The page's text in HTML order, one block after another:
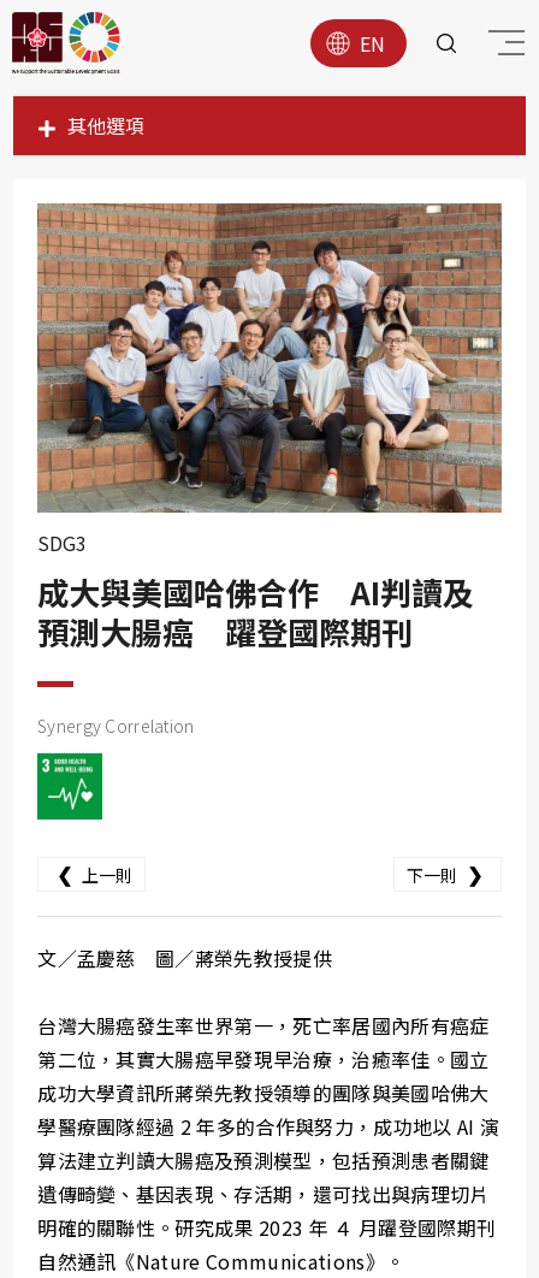
EN
其他選項
SDG1
SDG3
SDG4
SDG5
SDG6
SDG7
SDG8
SDG9
SDG11
SDG12
SDG3
成大與美國哈佛合作 AI判讀及
預測大腸癌 躍登國際期刊
Synergy Correlation
❮ 上一則 下一則 ❯
文／孟慶慈 圖／蔣榮先教授提供
台灣大腸癌發生率世界第一，死亡率居國內所有癌症
第二位，其實大腸癌早發現早治療，治癒率佳。國立
成功大學資訊所蔣榮先教授領導的團隊與美國哈佛大
學醫療團隊經過 2 年多的合作與努力，成功地以 AI 演
算法建立判讀大腸癌及預測模型，包括預測患者關鍵
遺傳畸變、基因表現、存活期，還可找出與病理切片
明確的關聯性。研究成果 2023 年 ４ 月躍登國際期刊
自然通訊《Nature Communications》。